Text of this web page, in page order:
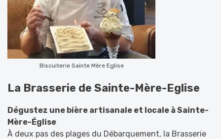
Biscuiterie Sainte Mère Eglise
La Brasserie de Sainte-Mère-Eglise
Dégustez une bière artisanale et locale à Sainte-
Mère-Église
À deux pas des plages du Débarquement, la Brasserie